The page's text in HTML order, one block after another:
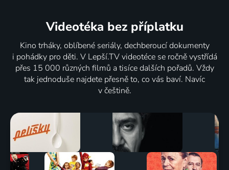
Videotéka bez příplatku
Kino trháky, oblíbené seriály, dechberoucí dokumenty
i pohádky pro děti. V Lepší.TV videotéce se ročně vystřídá
přes 15 000 různých filmů a tisíce dalších pořadů. Vždy
tak jednoduše najdete přesně to, co vás baví. Navíc
v češtině.